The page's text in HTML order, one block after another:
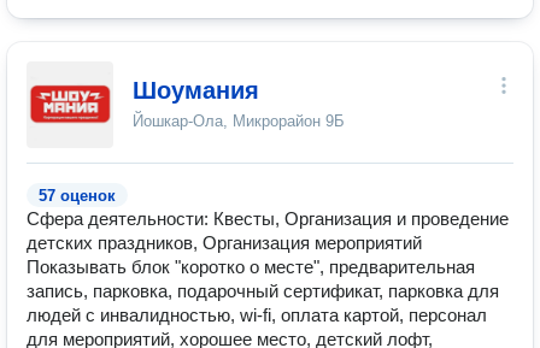
Шоумания
Йошкар-Ола, Микрорайон 9Б
57 оценок
Сфера деятельности: Квесты, Организация и проведение
детских праздников, Организация мероприятий
Показывать блок "коротко о месте", предварительная
запись, парковка, подарочный сертификат, парковка для
людей с инвалидностью, wi-fi, оплата картой, персонал
для мероприятий, хорошее место, детский лофт,